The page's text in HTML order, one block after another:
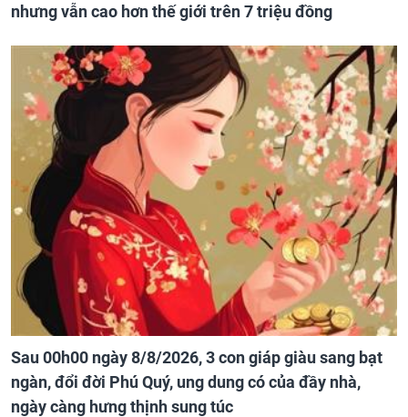
nhưng vẫn cao hơn thế giới trên 7 triệu đồng
Sau 00h00 ngày 8/8/2026, 3 con giáp giàu sang bạt
ngàn, đổi đời Phú Quý, ung dung có của đầy nhà,
ngày càng hưng thịnh sung túc